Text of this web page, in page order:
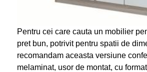
Pentru cei care cauta un mobilier
pret bun, potrivit pentru spatii de
recomandam aceasta versiune
melaminat, usor de montat, cu